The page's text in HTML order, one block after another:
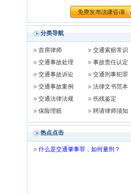
分类导航
首席律师
交通索赔常识
交通事故处理
事故责任认定
交通事故诉讼
交通刑事犯罪
交通事故案例
法律文书范本
交通法律法规
伤残鉴定
保险理赔
聘请律师须知
热点点击
什么是交通肇事罪，如何量刑？